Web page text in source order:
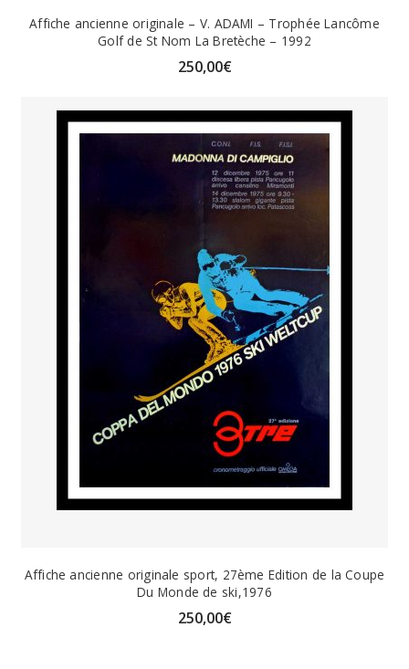
Affiche ancienne originale – V. ADAMI – Trophée Lancôme
Golf de St Nom La Bretèche – 1992
250,00€
Affiche ancienne originale sport, 27ème Edition de la Coupe
Du Monde de ski,1976
250,00€